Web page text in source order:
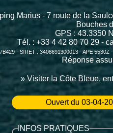
Marius - 7 route de la
Bouches
GPS :43.3350
Tél. : +33 4 42 80 70 29 -
- SIRET : 3408691300013 - APE
Réponse
» Visiter la Côte Bleue,
Ouvert du 03-04-
INFOS PRATIQUES